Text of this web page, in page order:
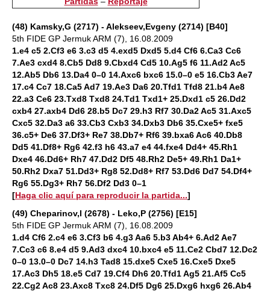
(48) Kamsky,G (2717) - Alekseev,Evgeny (2714) [B40]
5th FIDE GP Jermuk ARM (7), 16.08.2009
1.e4 c5 2.Cf3 e6 3.c3 d5 4.exd5 Dxd5 5.d4 Cf6 6.Ca3 Cc6
7.Ae3 cxd4 8.Cb5 Dd8 9.Cbxd4 Cd5 10.Ag5 f6 11.Ad2 Ac5
12.Ab5 Db6 13.Da4 0–0 14.Axc6 bxc6 15.0–0 e5 16.Cb3 Ae7
17.c4 Cc7 18.Ca5 Ad7 19.Ae3 Da6 20.Tfd1 Tfd8 21.b4 Ae8
22.a3 Ce6 23.Txd8 Txd8 24.Td1 Txd1+ 25.Dxd1 c5 26.Dd2
cxb4 27.axb4 Dd6 28.b5 Dc7 29.h3 Rf7 30.Da2 Ac5 31.Axc5
Cxc5 32.Da3 a6 33.Cb3 Cxb3 34.Dxb3 Db6 35.Cxe5+ fxe5
36.c5+ De6 37.Df3+ Re7 38.Db7+ Rf6 39.bxa6 Ac6 40.Db8
Dd5 41.Df8+ Rg6 42.f3 h6 43.a7 e4 44.fxe4 Dd4+ 45.Rh1
Dxe4 46.Dd6+ Rh7 47.Dd2 Df5 48.Rh2 De5+ 49.Rh1 Da1+
50.Rh2 Dxa7 51.Dd3+ Rg8 52.Dd8+ Rf7 53.Dd6 Dd7 54.Df4+
Rg6 55.Dg3+ Rh7 56.Df2 Dd3 0–1
[Haga clic aquí para reproducir la partida...]
(49) Cheparinov,I (2678) - Leko,P (2756) [E15]
5th FIDE GP Jermuk ARM (7), 16.08.2009
1.d4 Cf6 2.c4 e6 3.Cf3 b6 4.g3 Aa6 5.b3 Ab4+ 6.Ad2 Ae7
7.Cc3 c6 8.e4 d5 9.Ad3 dxc4 10.bxc4 e5 11.Ce2 Cbd7 12.Dc2
0–0 13.0–0 Dc7 14.h3 Tad8 15.dxe5 Cxe5 16.Cxe5 Dxe5
17.Ac3 Dh5 18.e5 Cd7 19.Cf4 Dh6 20.Tfd1 Ag5 21.Af5 Cc5
22.Cg2 Ac8 23.Axc8 Txc8 24.Df5 Dg6 25.Dxg6 hxg6 26.Ab4